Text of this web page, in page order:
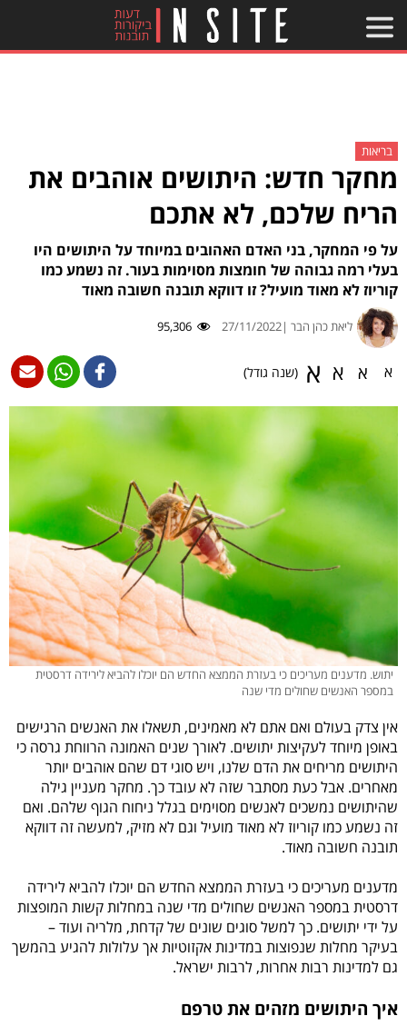
בריאות
מחקר חדש: היתושים אוהבים את
הריח שלכם, לא אתכם
על פי המחקר, בני האדם האהובים במיוחד על היתושים היו
בעלי רמה גבוהה של חומצות מסוימות בעור. זה נשמע כמו
קוריוז לא מאוד מועיל? זו דווקא תובנה חשובה מאוד
ליאת כהן הבר |27/11/2022
95,306
א א א א (שנה גודל)
יתוש. מדענים מעריכים כי בעזרת הממצא החדש הם יוכלו להביא לירידה דרסטית
במספר האנשים שחולים מדי שנה
אין צדק בעולם ואם אתם לא מאמינים, תשאלו את האנשים הרגישים
באופן מיוחד לעקיצות יתושים. לאורך שנים האמונה הרווחת גרסה כי
היתושים מריחים את הדם שלנו, ויש סוגי דם שהם אוהבים יותר
מאחרים. אבל כעת מסתבר שזה לא עובד כך. מחקר מעניין גילה
שהיתושים נמשכים לאנשים מסוימים בגלל ניחוח הגוף שלהם. ואם
זה נשמע כמו קוריוז לא מאוד מועיל וגם לא מזיק, למעשה זה דווקא
תובנה חשובה מאוד.
מדענים מעריכים כי בעזרת הממצא החדש הם יוכלו להביא לירידה
דרסטית במספר האנשים שחולים מדי שנה במחלות קשות המופצות
על ידי יתושים. כך למשל סוגים שונים של קדחת, מלריה ועוד –
בעיקר מחלות שנפוצות במדינות אקזוטיות אך עלולות להגיע בהמשך
גם למדינות רבות אחרות, לרבות ישראל.
איך היתושים מזהים את טרפם